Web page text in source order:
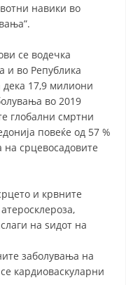
МАТЕРИЈАЛИ
навики во
се водечка
и во Република
17,9 милиони
во 2019
глобални смртни
повеќе од 57 %
срцевосадовите
и крвните
на ѕидот на
заболувања на
кардиоваскуларни